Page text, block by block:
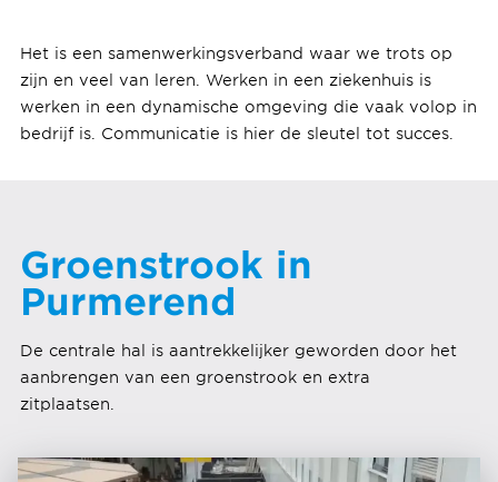
Het is een samenwerkingsverband waar we trots op
zijn en veel van leren. Werken in een ziekenhuis is
werken in een dynamische omgeving die vaak volop in
bedrijf is. Communicatie is hier de sleutel tot succes.
Groenstrook in
Purmerend
De centrale hal is aantrekkelijker geworden door het
aanbrengen van een groenstrook en extra
zitplaatsen.